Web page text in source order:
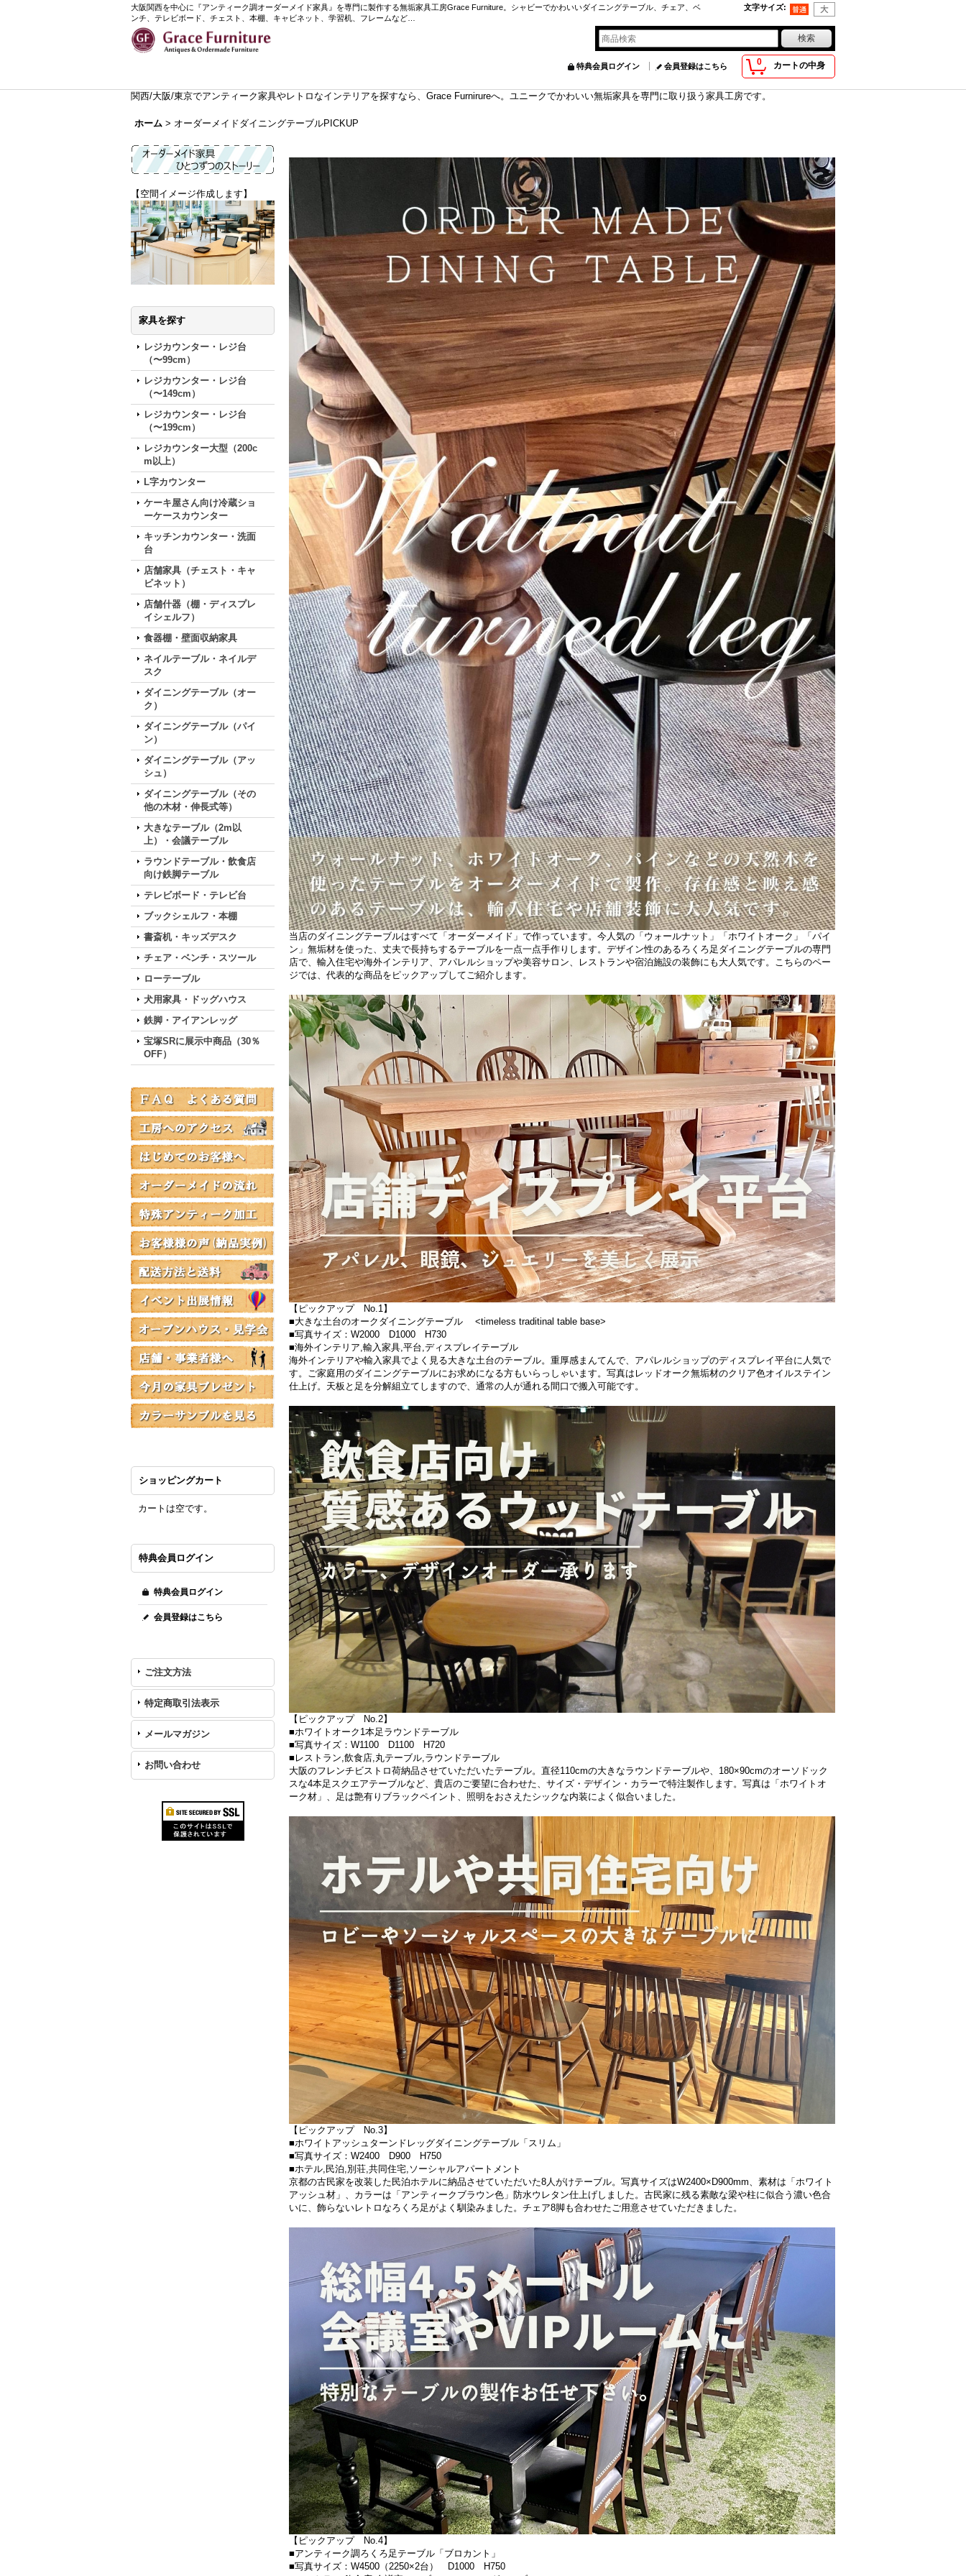
大阪関西を中心に『アンティーク調オーダーメイド家具』を専門に製作する無垢家具工房Grace Furniture。シャビーでかわいいダイニングテーブル、チェア、ベ
ンチ、テレビボード、チェスト、本棚、キャビネット、学習机、フレームなど…
文字サイズ:
0 カートの中身
特典会員ログイン 会員登録はこちら
関西/大阪/東京でアンティーク家具やレトロなインテリアを探すなら、Grace Furnirureへ。ユニークでかわいい無垢家具を専門に取り扱う家具工房です。
ホーム > オーダーメイドダイニングテーブルPICKUP
【空間イメージ作成します】
家具を探す
レジカウンター・レジ台
（〜99cm）
レジカウンター・レジ台
（〜149cm）
レジカウンター・レジ台
（〜199cm）
レジカウンター大型（200c
m以上）
L字カウンター
ケーキ屋さん向け冷蔵ショ
ーケースカウンター
キッチンカウンター・洗面
台
店舗家具（チェスト・キャ
ビネット）
店舗什器（棚・ディスプレ
イシェルフ）
食器棚・壁面収納家具
ネイルテーブル・ネイルデ
スク
ダイニングテーブル（オー
ク）
ダイニングテーブル（パイ
ン）
ダイニングテーブル（アッ
シュ）
ダイニングテーブル（その
他の木材・伸長式等）
大きなテーブル（2m以
上）・会議テーブル
ラウンドテーブル・飲食店
向け鉄脚テーブル
テレビボード・テレビ台
ブックシェルフ・本棚
書斎机・キッズデスク
チェア・ベンチ・スツール
ローテーブル
犬用家具・ドッグハウス
鉄脚・アイアンレッグ
宝塚SRに展示中商品（30％
OFF）
ショッピングカート
カートは空です。
特典会員ログイン
特典会員ログイン
会員登録はこちら
ご注文方法
特定商取引法表示
メールマガジン
お問い合わせ
当店のダイニングテーブルはすべて「オーダーメイド」で作っています。今人気の「ウォールナット」「ホワイトオーク」「パイ
ン」無垢材を使った、丈夫で長持ちするテーブルを一点一点手作りします。デザイン性のあるろくろ足ダイニングテーブルの専門
店で、輸入住宅や海外インテリア、アパレルショップや美容サロン、レストランや宿泊施設の装飾にも大人気です。こちらのペー
ジでは、代表的な商品をピックアップしてご紹介します。
【ピックアップ No.1】
■大きな土台のオークダイニングテーブル <timeless traditinal table base>
■写真サイズ：W2000 D1000 H730
■海外インテリア,輸入家具,平台,ディスプレイテーブル
海外インテリアや輸入家具でよく見る大きな土台のテーブル。重厚感まんてんで、アパレルショップのディスプレイ平台に人気で
す。ご家庭用のダイニングテーブルにお求めになる方もいらっしゃいます。写真はレッドオーク無垢材のクリア色オイルステイン
仕上げ。天板と足を分解組立てしますので、通常の人が通れる間口で搬入可能です。
【ピックアップ No.2】
■ホワイトオーク1本足ラウンドテーブル
■写真サイズ：W1100 D1100 H720
■レストラン,飲食店,丸テーブル,ラウンドテーブル
大阪のフレンチビストロ荷納品させていただいたテーブル。直径110cmの大きなラウンドテーブルや、180×90cmのオーソドック
スな4本足スクエアテーブルなど、貴店のご要望に合わせた、サイズ・デザイン・カラーで特注製作します。写真は「ホワイトオ
ーク材」、足は艶有りブラックペイント、照明をおさえたシックな内装によく似合いました。
【ピックアップ No.3】
■ホワイトアッシュターンドレッグダイニングテーブル「スリム」
■写真サイズ：W2400 D900 H750
■ホテル,民泊,別荘,共同住宅,ソーシャルアパートメント
京都の古民家を改装した民泊ホテルに納品させていただいた8人がけテーブル。写真サイズはW2400×D900mm、素材は「ホワイト
アッシュ材」、カラーは「アンティークブラウン色」防水ウレタン仕上げしました。古民家に残る素敵な梁や柱に似合う濃い色合
いに、飾らないレトロなろくろ足がよく馴染みました。チェア8脚も合わせたご用意させていただきました。
【ピックアップ No.4】
■アンティーク調ろくろ足テーブル「ブロカント」
■写真サイズ：W4500（2250×2台） D1000 H750